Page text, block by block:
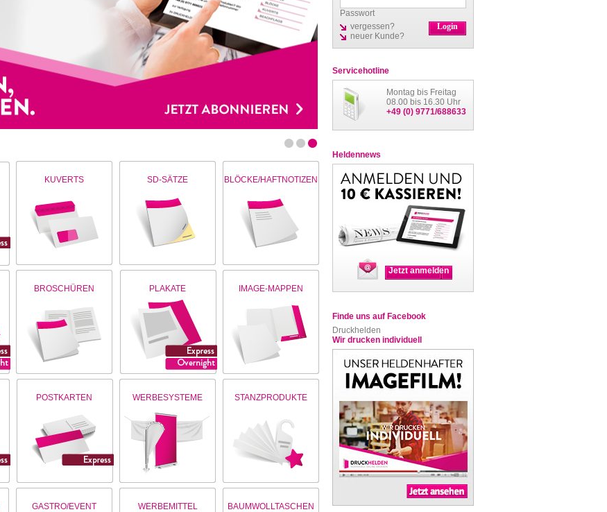
KUVERTS SD-SÄTZE BLÖCKE/HAFTNOTIZEN
BROSCHÜREN PLAKATE IMAGE-MAPPEN
POSTKARTEN WERBESYSTEME STANZPRODUKTE
GASTRO/EVENT WERBEMITTEL BAUMWOLLTASCHEN
Passwort
vergessen?
neuer Kunde?
Servicehotline
Montag bis Freitag
08.00 bis 16.30 Uhr
+49 (0) 9771/688633
Heldennews
Jetzt anmelden
Finde uns auf Facebook
Druckhelden
Wir drucken individuell